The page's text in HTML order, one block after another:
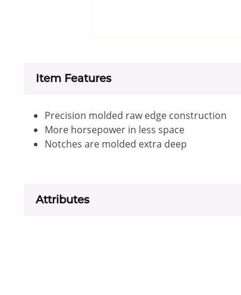
Item Features
Precision molded raw edge construction
More horsepower in less space
Notches are molded extra deep
Attributes